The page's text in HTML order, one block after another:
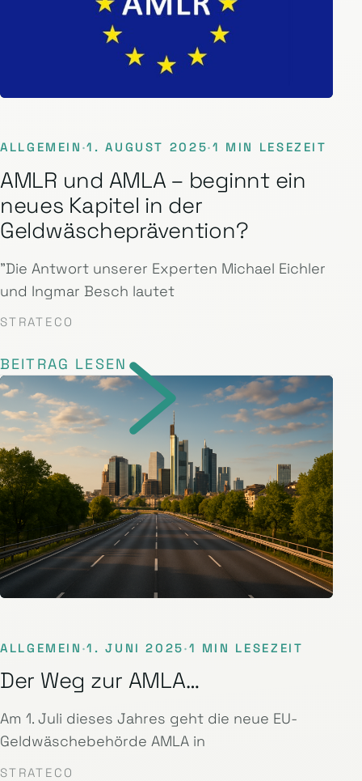
ALLGEMEIN ·1. AUGUST 2025·1 MIN LESEZEIT
AMLR und AMLA – beginnt ein
neues Kapitel in der
Geldwäscheprävention?
"Die Antwort unserer Experten Michael Eichler
und Ingmar Besch lautet
STRATECO
BEITRAG LESEN
ALLGEMEIN ·1. JUNI 2025·1 MIN LESEZEIT
Der Weg zur AMLA…
Am 1. Juli dieses Jahres geht die neue EU-
Geldwäschebehörde AMLA in
STRATECO